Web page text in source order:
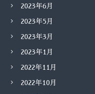
2023年6月
2023年5月
2023年3月
2023年1月
2022年11月
2022年10月